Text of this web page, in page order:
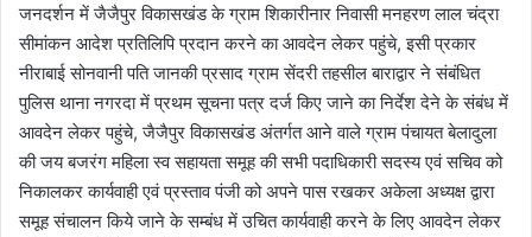
जनदर्शन में जैजैपुर विकासखंड के ग्राम शिकारीनार निवासी मनहरण लाल चंद्रा
सीमांकन आदेश प्रतिलिपि प्रदान करने का आवदेन लेकर पहुंचे, इसी प्रकार
नीराबाई सोनवानी पति जानकी प्रसाद ग्राम सेंदरी तहसील बाराद्वार ने संबंधित
पुलिस थाना नगरदा में प्रथम सूचना पत्र दर्ज किए जाने का निर्देश देने के संबंध में
आवदेन लेकर पहुंचे, जैजैपुर विकासखंड अंतर्गत आने वाले ग्राम पंचायत बेलादुला
की जय बजरंग महिला स्व सहायता समूह की सभी पदाधिकारी सदस्य एवं सचिव को
निकालकर कार्यवाही एवं प्रस्ताव पंजी को अपने पास रखकर अकेला अध्यक्ष द्वारा
समूह संचालन किये जाने के सम्बंध में उचित कार्यवाही करने के लिए आवदेन लेकर